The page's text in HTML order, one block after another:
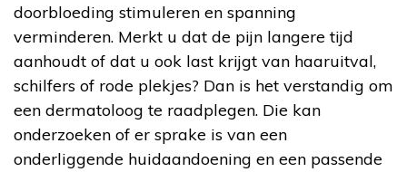
doorbloeding stimuleren en spanning
verminderen. Merkt u dat de pijn langere tijd
aanhoudt of dat u ook last krijgt van haaruitval,
schilfers of rode plekjes? Dan is het verstandig om
een dermatoloog te raadplegen. Die kan
onderzoeken of er sprake is van een
onderliggende huidaandoening en een passende